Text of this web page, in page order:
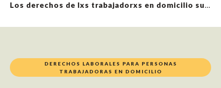
Los derechos de lxs trabajadorxs en domicilio subcontratadxs en riesgo ante la incertidumbre de la directiva de la UE
DERECHOS LABORALES PARA PERSONAS
TRABAJADORAS EN DOMICILIO